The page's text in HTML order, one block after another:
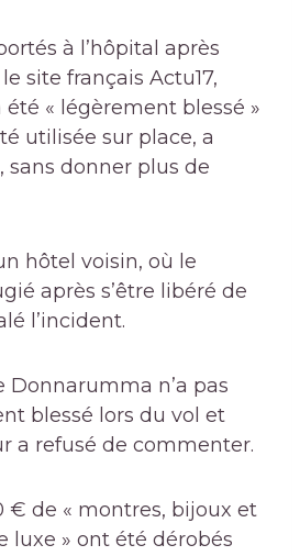
à l’hôpital après
site français Actu17,
« légèrement blessé »
utilisée sur place, a
sans donner plus de
hôtel voisin, où le
après s’être libéré de
l’incident.
Donnarumma n’a pas
blessé lors du vol et
a refusé de commenter.
€ de « montres, bijoux et
luxe » ont été dérobés